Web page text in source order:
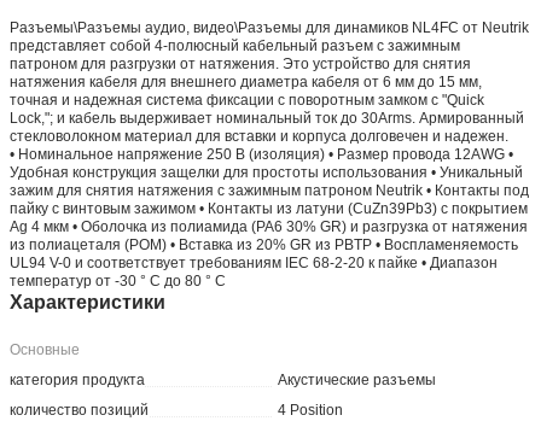
Разъeмы\Разъeмы аудио, видео\Разъeмы для динамиков NL4FC от Neutrik
представляет собой 4-полюсный кабельный разъем с зажимным
патроном для разгрузки от натяжения. Это устройство для снятия
натяжения кабеля для внешнего диаметра кабеля от 6 мм до 15 мм,
точная и надежная система фиксации с поворотным замком с "Quick
Lock,"; и кабель выдерживает номинальный ток до 30Arms. Армированный
стекловолокном материал для вставки и корпуса долговечен и надежен.
• Номинальное напряжение 250 В (изоляция) • Размер провода 12AWG •
Удобная конструкция защелки для простоты использования • Уникальный
зажим для снятия натяжения с зажимным патроном Neutrik • Контакты под
пайку с винтовым зажимом • Контакты из латуни (CuZn39Pb3) с покрытием
Ag 4 мкм • Оболочка из полиамида (PA6 30% GR) и разгрузка от натяжения
из полиацеталя (POM) • Вставка из 20% GR из PBTP • Воспламеняемость
UL94 V-0 и соответствует требованиям IEC 68-2-20 к пайке • Диапазон
температур от -30 ° C до 80 ° C
Характеристики
Основные
категория продукта
Акустические разъемы
количество позиций
4 Position